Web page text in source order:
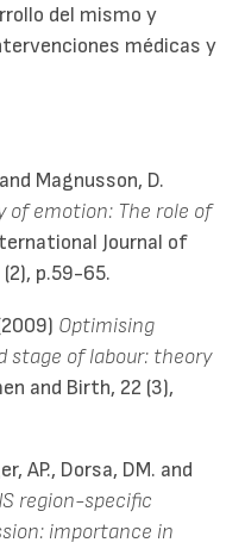
del mismo y
médicas y
Magnusson, D.
of emotion: The role of
Journal of
p.59-65.
Optimising
stage of labour: theory
and Birth, 22 (3),
AP., Dorsa, DM. and
region-specific
importance in